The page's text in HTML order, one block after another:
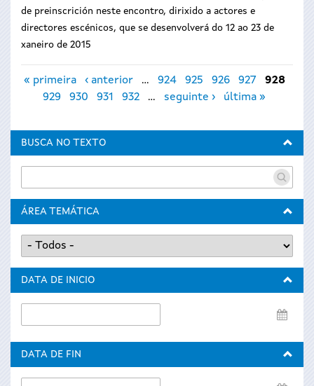
de preinscrición neste encontro, dirixido a actores e
directores escénicos, que se desenvolverá do 12 ao 23 de
xaneiro de 2015
Páxinas
« primeira ‹ anterior … 924 925 926 927
928
929
930 931 932 … seguinte › última »
BUSCA NO TEXTO
ÁREA TEMÁTICA
DATA DE INICIO
de
DATA DE FIN